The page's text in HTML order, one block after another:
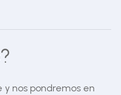
nos pondremos en